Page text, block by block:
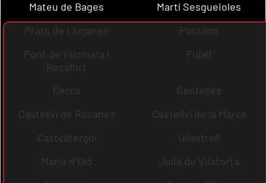
Mateu de Bages
Martí Sesgueioles
Prats de Lluçanès
Pontons
Pont de Vilomara i
Rocafort
Pujalt
Cercs
Centelles
Castellví de Rosanes
Castellví de la Marca
Castellterçol
Ullastrell
Maria d´Oló
Julià de Vilatorta